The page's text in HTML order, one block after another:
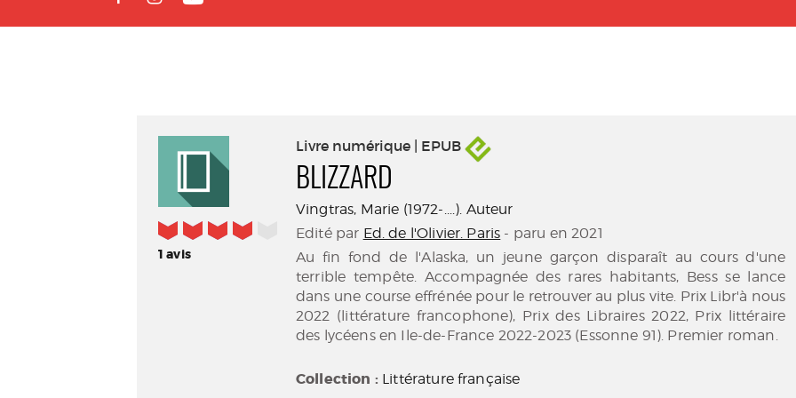
4/5
1avis
Livre numérique | EPUB
BLIZZARD
Vingtras, Marie (1972-....). Auteur
Edité par Ed. de l'Olivier. Paris - paru en 2021
Au fin fond de l'Alaska, un jeune garçon disparaît au cours d'une
terrible tempête. Accompagnée des rares habitants, Bess se lance
dans une course effrénée pour le retrouver au plus vite. Prix Libr'à nous
2022 (littérature francophone), Prix des Libraires 2022, Prix littéraire
des lycéens en Ile-de-France 2022-2023 (Essonne 91). Premier roman.
Collection : Littérature française